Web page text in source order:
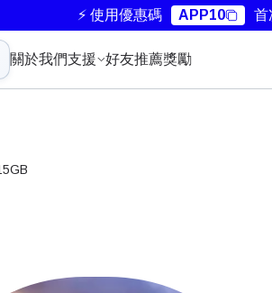
⚡ 使用優惠碼 APP10 首
關於我們支援 好友推薦獎勵